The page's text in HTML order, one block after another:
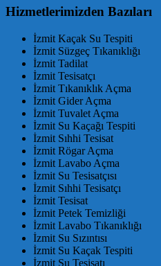
Hizmetlerimizden Bazıları
İzmit Kaçak Su Tespiti
İzmit Süzgeç Tıkanıklığı
İzmit Tadilat
İzmit Tesisatçı
İzmit Tıkanıklık Açma
İzmit Gider Açma
İzmit Tuvalet Açma
İzmit Su Kaçağı Tespiti
İzmit Sıhhi Tesisat
İzmit Rögar Açma
İzmit Lavabo Açma
İzmit Su Tesisatçısı
İzmit Sıhhi Tesisatçı
İzmit Tesisat
İzmit Petek Temizliği
İzmit Lavabo Tıkanıklığı
İzmit Su Sızıntısı
İzmit Su Kaçak Tespiti
İzmit Su Tesisatı